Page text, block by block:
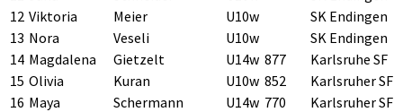
12 Viktoria Meier U10w
SK Endingen
13 Nora Veseli U10w
SK Endingen
14 Magdalena Gietzelt U14w 877
Karlsruhe SF
15 Olivia Kuran U10w 852
Karlsruher SF
16 Maya Schermann U14w 770
Karlsruher SF